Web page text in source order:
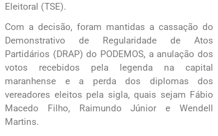
Eleitoral (TSE).
Com a decisão, foram mantidas a cassação do
Demonstrativo de Regularidade de Atos
Partidários (DRAP) do PODEMOS, a anulação dos
votos recebidos pela legenda na capital
maranhense e a perda dos diplomas dos
vereadores eleitos pela sigla, quais sejam Fábio
Macedo Filho, Raimundo Júnior e Wendell
Martins.